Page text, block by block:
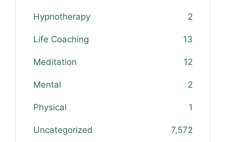
Hypnotherapy 2
Life Coaching 13
Meditation 12
Mental 2
Physical 1
Uncategorized 7,572